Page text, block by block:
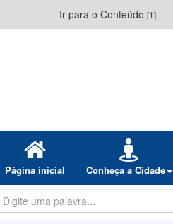
Ir para o Conteúdo [1]
Página inicial Conheça a Cidade